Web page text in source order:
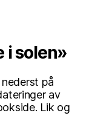
i solen»
på
av
Lik og